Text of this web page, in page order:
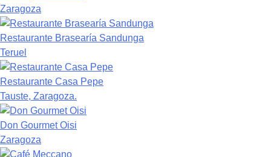
Zaragoza
Restaurante Brasearía Sandunga
Teruel
Restaurante Casa Pepe
Tauste, Zaragoza.
Don Gourmet Oisi
Zaragoza